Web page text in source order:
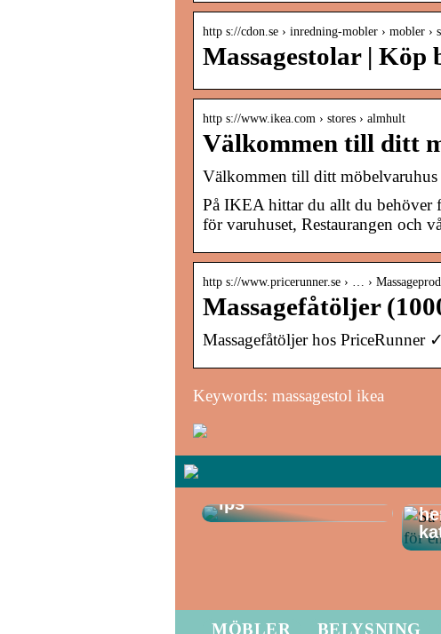
http s://cdon.se › inredning-mobler › mobler ›
Massagestolar | Köp
http s://www.ikea.com › stores › almhult
Välkommen till ditt
Välkommen till ditt
På IKEA hittar du allt du behöver
för varuhuset, Restaurangen och
http s://www.pricerunner.se › … ›
Massagefåtöljer
Massagefåtöljer hos PriceRunner
Keywords: massagestol ikea
källarrenoveringst
ips
MÖBLER BELYSNING